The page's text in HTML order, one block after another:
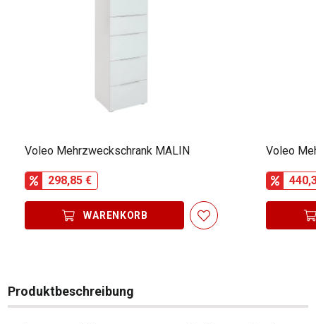
Voleo Mehrzweckschrank MALIN
298,85 €
WARENKORB
Produktbeschreibung